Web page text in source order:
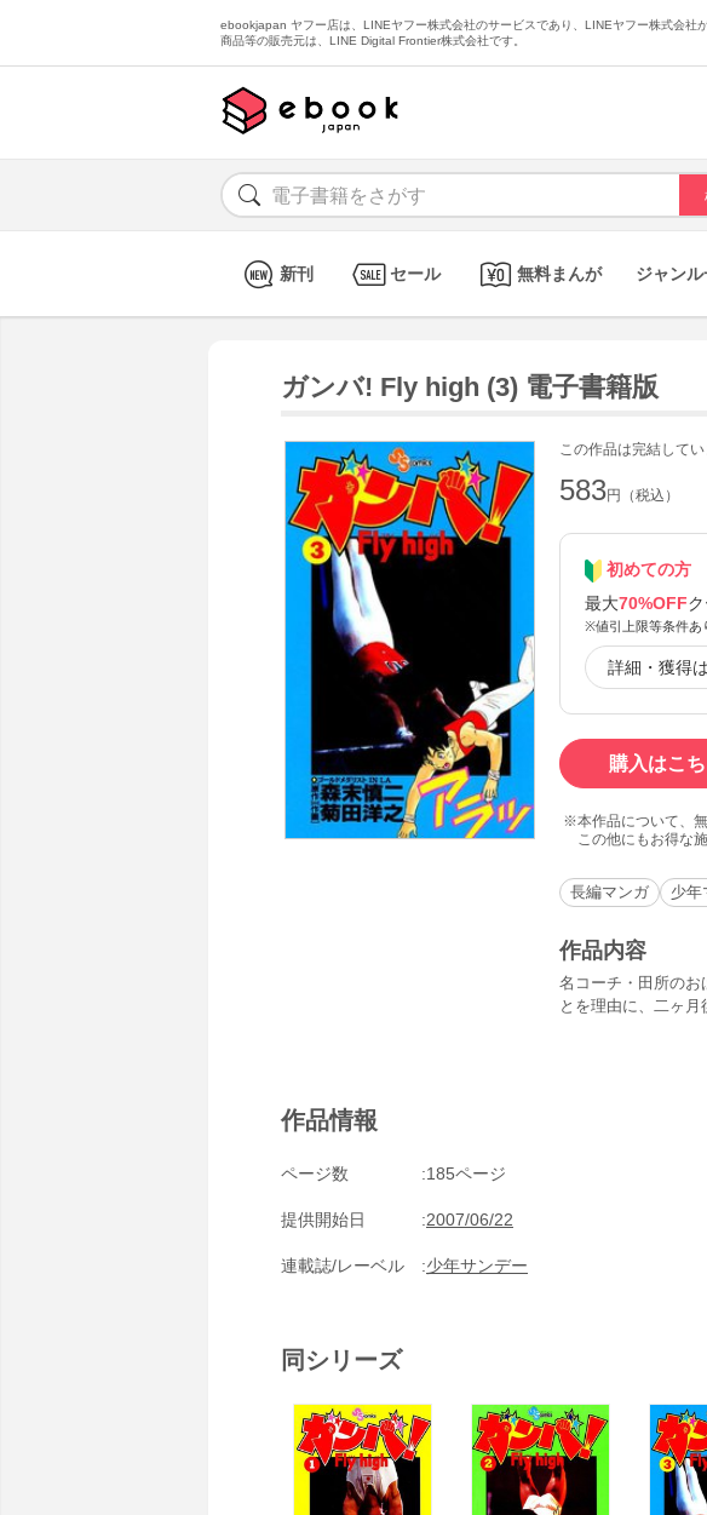
ebookjapan ヤフー店は、LINEヤフー株式会社のサービスであり、LINEヤフー株式会社
商品等の販売元は、LINE Digital Frontier株式会社です。
新刊 セール 無料まんが ジャン
ガンバ! Fly high (3) 電子書籍版
この作品は完結して
583円（税込）
初めての方
最大70%OFF
※値引上限等条件あ
詳細・獲得
購入はこ
本作品について、
この他にもお得な
長編マンガ 少年
作品内容
名コーチ・田所のお
とを理由に、二ヶ
作品情報
ページ数 185ページ
提供開始日 2007/06/22
連載誌/レーベル 少年サンデー
同シリーズ